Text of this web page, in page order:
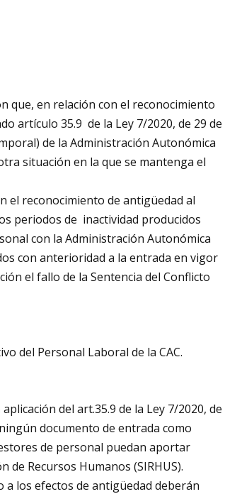
que, en relación con el reconocimiento
artículo 35.9 de la Ley 7/2020, de 29 de
de la Administración Autonómica
situación en la que se mantenga el
el reconocimiento de antigüedad al
periodos de inactividad producidos
con la Administración Autonómica
con anterioridad a la entrada en vigor
el fallo de la Sentencia del Conflicto
del Personal Laboral de la CAC.
del art.35.9 de la Ley 7/2020, de
documento de entrada como
de personal puedan aportar
Recursos Humanos (SIRHUS).
los efectos de antigüedad deberán